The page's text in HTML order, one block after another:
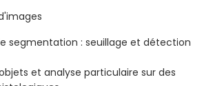
segmentation : seuillage et détection
et analyse particulaire sur des